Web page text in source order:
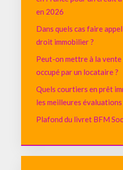
en 2026
Dans quels cas faire
droit immobilier ?
Peut-on mettre à la
occupé par un locataire ?
Quels courtiers en prêt
les meilleures
Plafond du livret BFM